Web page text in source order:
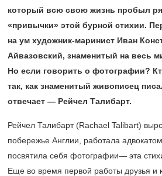
который всю свою жизнь пробыл
«привычки» этой бурной стихии.
на ум художник-маринист Иван
Айвазовский, знаменитый на весь
Но если говорить о фотографии?
так, как знаменитый живописец
отвечает — Рейчел Талибарт.
Рейчел Талибарт (Rachael Talibart)
побережье Англии, работала
посвятила себя фотографии— эта
Еще во время первой работы друзья и